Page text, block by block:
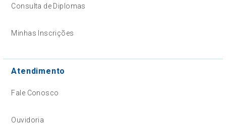
Consulta de Diplomas
Minhas Inscrições
Atendimento
Fale Conosco
Ouvidoria